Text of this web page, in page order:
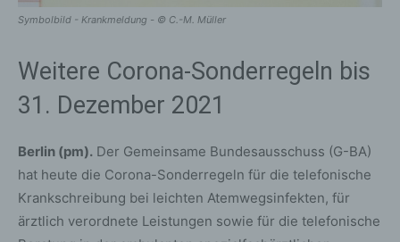
Symbolbild - Krankmeldung - © C.-M. Müller
Weitere Corona-Sonderregeln bis
31. Dezember 2021
Berlin (pm). Der Gemeinsame Bundesausschuss (G-BA)
hat heute die Corona-Sonderregeln für die telefonische
Krankschreibung bei leichten Atemwegsinfekten, für
ärztlich verordnete Leistungen sowie für die telefonische